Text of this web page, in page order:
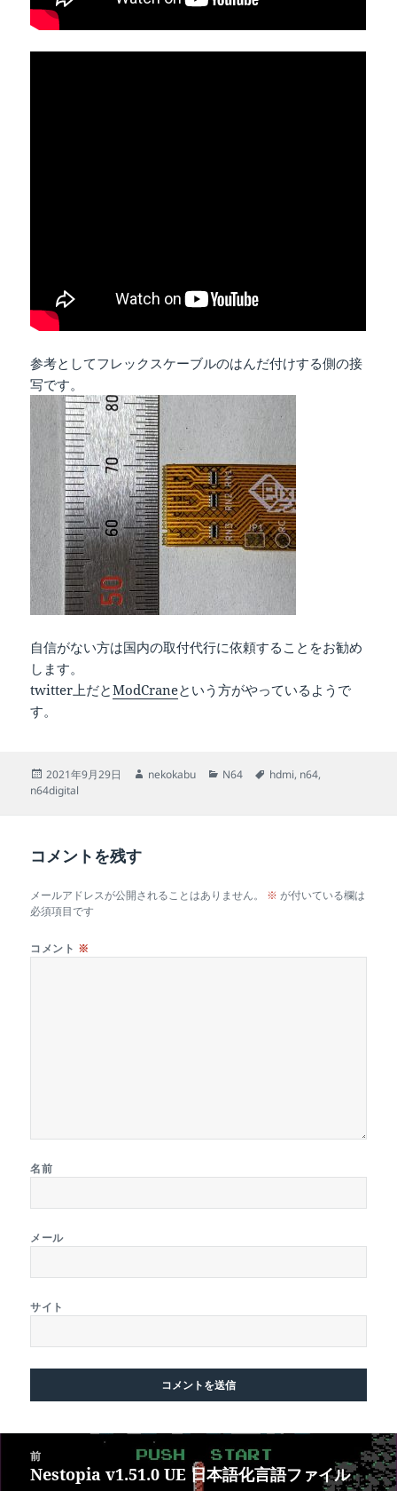
参考としてフレックスケーブルのはんだ付けする側の接
写です。
自信がない方は国内の取付代行に依頼することをお勧め
します。
twitter上だとModCraneという方がやっているようで
す。
投
稿
2021年9月29日
作
nekokabu
カ
N64
タ
hdmi, n64,
n64digital
コメントを残す
メールアドレスが公開されることはありません。 ※ が付いている欄は
必須項目です
コメント ※
名前
メール
サイト
前
前
Nestopia v1.51.0 UE 日本語化言語ファイル